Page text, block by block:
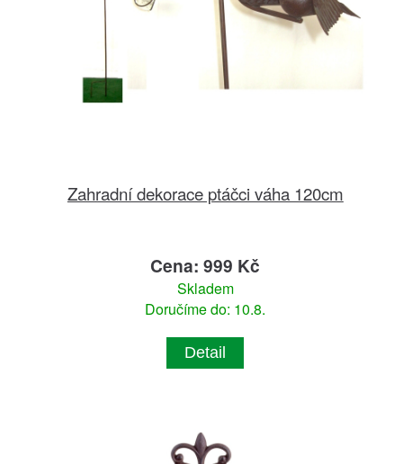
Zahradní dekorace ptáčci váha 120cm
Cena: 999 Kč
Skladem
Doručíme do: 10.8.
Detail